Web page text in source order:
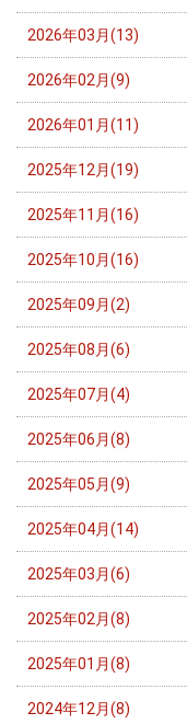
2026年03月(13)
2026年02月(9)
2026年01月(11)
2025年12月(19)
2025年11月(16)
2025年10月(16)
2025年09月(2)
2025年08月(6)
2025年07月(4)
2025年06月(8)
2025年05月(9)
2025年04月(14)
2025年03月(6)
2025年02月(8)
2025年01月(8)
2024年12月(8)